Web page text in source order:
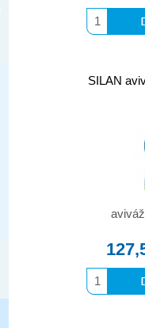
SILAN